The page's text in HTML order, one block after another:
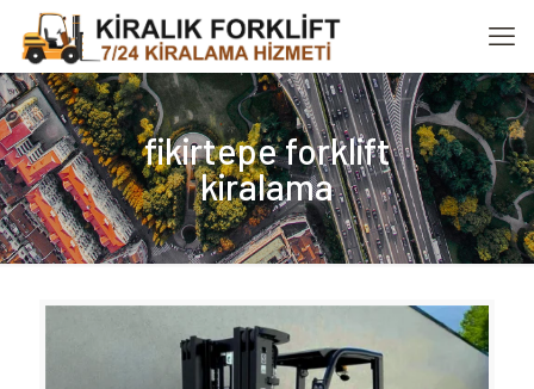
fikirtepe forklift
kiralama